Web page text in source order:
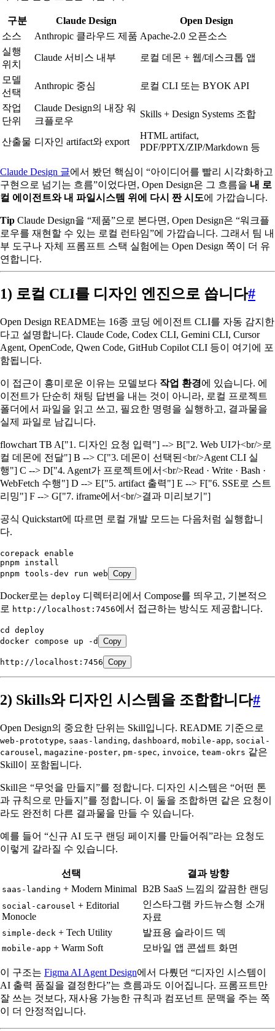
구분 Claude Design
Open Design
소스
Anthropic 클라우드 제품 Apache-2.0 오픈소스
실행
위치
Claude 서비스 내부 로컬 데몬 + 웹/데스크톱 앱
모델
선택
Anthropic 중심 로컬 CLI 또는 BYOK API
작업
단위
Claude Design의 내장 워
크플로우
Skills + Design Systems 조합
산출물 디자인 artifact와 export
HTML artifact,
PDF/PPTX/ZIP/Markdown 등
Claude Design 글에서 봤던 핵심이 “아이디어를 빨리 시각화하고
구현으로 넘기는 흐름”이었다면, Open Design은 그 흐름을 내 로
컬 에이전트와 내 파일시스템 위에 다시 짠 시도에 가깝습니다.
Tip Claude Design을 “제품”으로 본다면, Open Design은 “워크플
로우를 재현할 수 있는 로컬 런타임”에 가깝습니다. 그래서 팀 내
부 도구나 자체 프롬프트 스택 실험에는 Open Design 쪽이 더 유
연합니다.
1) 로컬 CLI를 디자인 엔진으로 씁니다#
Open Design README는 16종 코딩 에이전트 CLI를 자동 감지한
다고 설명합니다. Claude Code, Codex CLI, Gemini CLI, Cursor
Agent, OpenCode, Qwen Code, GitHub Copilot CLI 등이 여기에 포
함됩니다.
이 접근이 흥미로운 이유는 모델보다 작업 환경에 있습니다. 에
이전트가 단순히 채팅 답변을 내는 것이 아니라, 로컬 프로젝트
폴더에서 파일을 읽고 쓰고, 필요한 명령을 실행하고, 결과물을
실제 파일로 남깁니다.
flowchart TB A["1. 디자인 요청 입력"] --> B["2. Web UI가<br/>로
컬 데몬에 전달"] B --> C["3. 데몬이 선택된<br/>Agent CLI 실
행"] C --> D["4. Agent가 프로젝트에서<br/>Read · Write · Bash ·
WebFetch 수행"] D --> E["5. artifact 출력"] E --> F["6. SSE로 스트
리밍"] F --> G["7. iframe에서<br/>결과 미리보기"]
공식 Quickstart에 따르면 로컬 개발 모드는 다음처럼 실행합니
다.
corepack enable
pnpm install
pnpm tools-dev run web Copy
Docker로는 deploy 디렉터리에서 Compose를 띄우고, 기본적으
로 http://localhost:7456에서 접근하는 방식도 제공합니다.
cd
deploy
docker compose up -d Copy
http://localhost:7456 Copy
2) Skills와 디자인 시스템을 조합합니다#
Open Design의 중요한 단위는 Skill입니다. README 기준으로
web-prototype, saas-landing, dashboard , mobile-app, social-
carousel, magazine-poster, pm-spec, invoice, team-okrs 같은
Skill이 포함됩니다.
Skill은 “무엇을 만들지”를 정합니다. 디자인 시스템은 “어떤 톤
과 규칙으로 만들지”를 정합니다. 이 둘을 조합하면 같은 요청이
라도 완전히 다른 결과물을 만들 수 있습니다.
예를 들어 “신규 AI 도구 랜딩 페이지를 만들어줘”라는 요청도
이렇게 갈라질 수 있습니다.
선택 결과 방향
saas-landing + Modern Minimal B2B SaaS 느낌의 깔끔한 랜딩
social-carousel + Editorial
Monocle
인스타그램 카드뉴스형 소개
자료
simple-deck + Tech Utility 발표용 슬라이드 덱
mobile-app + Warm Soft 모바일 앱 콘셉트 화면
이 구조는 Figma AI Agent Design에서 다뤘던 “디자인 시스템이
AI 출력 품질을 결정한다”는 흐름과도 이어집니다. 프롬프트만
잘 쓰는 것보다, 재사용 가능한 규칙과 컴포넌트 문맥을 주는 쪽
이 더 안정적입니다.